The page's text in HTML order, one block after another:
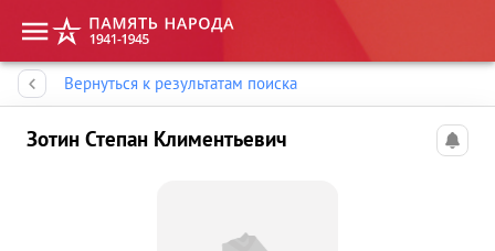
Вернуться к результатам поиска
Зотин Степан Климентьевич
Память народа